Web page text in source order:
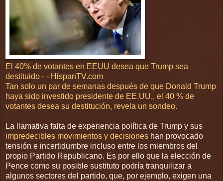
El 40% de votantes en EEUU desea que Trump sea
destituido - - HispanTV.com
Tan solo un par de semanas después de que Donald Trump
haya sido investido presidente de EE.UU., el 40 % de
votantes desea su destitución, revela un sondeo.
La llamativa falta de experiencia política de Trump y sus
impredecibles movimientos y decisiones han provocado
tensión e incertidumbre incluso entre los miembros del
propio Partido Republicano. Es por ello que la elección de
Pence como su posible sustituto podría tranquilizar a
algunos sectores del partido, que, por ejemplo, exigen una